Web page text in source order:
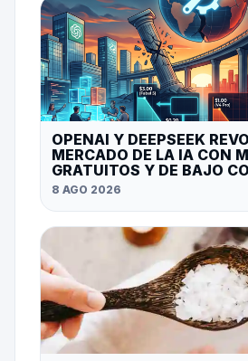
OPENAI Y DEEPSEEK
MERCADO DE LA IA CON
GRATUITOS Y DE BAJO
8 AGO 2026